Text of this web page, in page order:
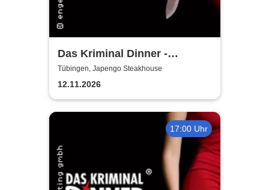
Das Kriminal Dinner -
Tödliche Vergangenheit
Tübingen, Japengo Steakhouse
12.11.2026
17:00 Uhr